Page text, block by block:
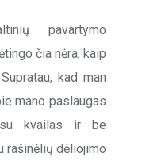
pavartymo
čia nėra, kaip
kad man
mano paslaugas
kvailas ir be
rašinėlių dėliojimo